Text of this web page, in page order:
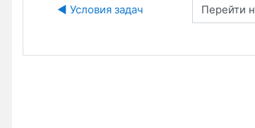
◀︎ Условия задач Перейти на...